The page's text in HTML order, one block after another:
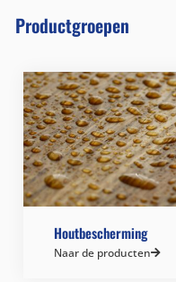
Productgroepen
Houtbescherming
Naar de producten